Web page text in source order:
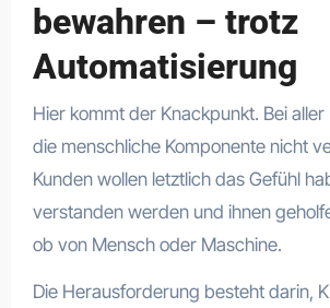
bewahren – trotz
Automatisierung
Hier kommt der Knackpunkt. Bei
die menschliche Komponente nicht
Kunden wollen letztlich das Gefühl
verstanden werden und ihnen
ob von Mensch oder Maschine.
Die Herausforderung besteht darin,